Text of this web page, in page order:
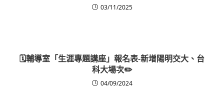
03/11/2025
🗓️輔導室「生涯專題講座」報名表-新增陽明交大、台
科大場次✏️
04/09/2024